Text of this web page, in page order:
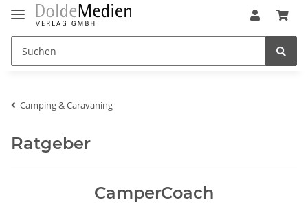
Camping & Caravaning
Ratgeber
CamperCoach